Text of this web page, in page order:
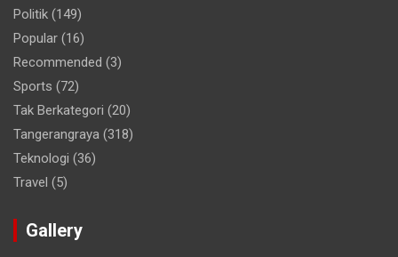
Politik (149)
Popular (16)
Recommended (3)
Sports (72)
Tak Berkategori (20)
Tangerangraya (318)
Teknologi (36)
Travel (5)
Gallery